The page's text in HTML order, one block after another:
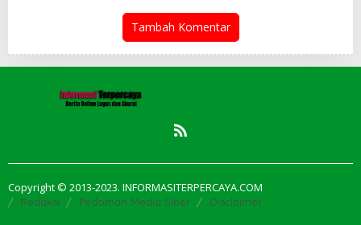
Tambah Komentar
Copyright © 2013-2023. INFORMASITERPERCAYA.COM
Redaksi Pedoman Media Siber Disclaimer